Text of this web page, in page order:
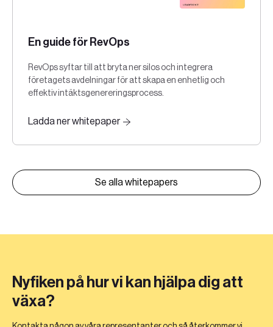
Se alla whitepapers
En guide för RevOps
RevOps syftar till att bryta ner silos och integrera
företagets avdelningar för att skapa en enhetlig och
effektiv intäktsgenereringsprocess.
Ladda ner whitepaper
Nyfiken på hur vi kan hjälpa dig att
växa?